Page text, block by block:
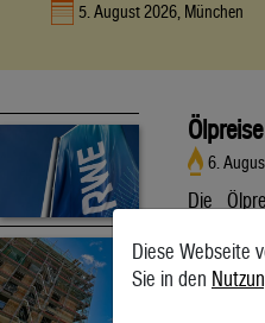
5. August 2026, München
6.
Die
Brent
Diese Webseite
Sie in den